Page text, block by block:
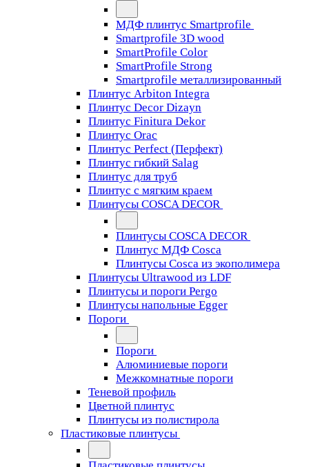
МДФ плинтус Smartprofile
Smartprofile 3D wood
SmartProfile Color
SmartProfile Strong
Smartprofile металлизированный
Плинтус Arbiton Integra
Плинтус Decor Dizayn
Плинтус Finitura Dekor
Плинтус Orac
Плинтус Perfect (Перфект)
Плинтус гибкий Salag
Плинтус для труб
Плинтус с мягким краем
Плинтусы COSCA DECOR
Плинтусы COSCA DECOR
Плинтус МДФ Cosca
Плинтусы Cosca из экополимера
Плинтусы Ultrawood из LDF
Плинтусы и пороги Pergo
Плинтусы напольные Egger
Пороги
Пороги
Алюминиевые пороги
Межкомнатные пороги
Теневой профиль
Цветной плинтус
Плинтусы из полистирола
Пластиковые плинтусы